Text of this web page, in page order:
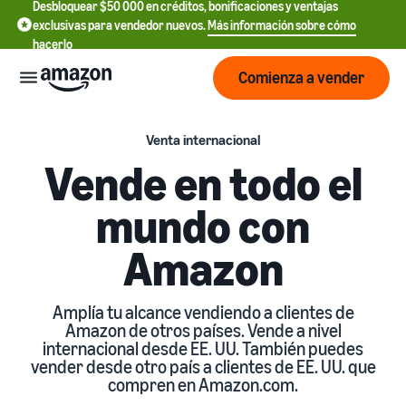
Desbloquear $50 000 en créditos, bonificaciones y ventajas
exclusivas para vendedor nuevos.Más información sobre cómo
hacerlo
Comienza
Más información sobre
Obtén una descripción
general de cómo vender en
Amazon
Registrarse como
Precios
costos
Tarifas de venta
Crea y
protege
tu
Servicios
Programas
文
Comienza a vender
Venta internacional
Vende en todo el
mundo con
Amazon
Amplía tu alcance vendiendo a clientes de
Amazon de otros países. Vende a nivel
internacional desde EE. UU. También puedes
vender desde otro país a clientes de EE. UU. que
compren en Amazon.com.